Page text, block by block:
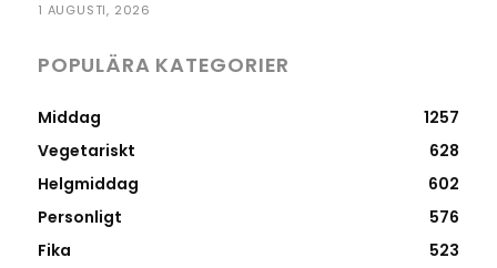
1 AUGUSTI, 2026
POPULÄRA KATEGORIER
Middag
1257
Vegetariskt
628
Helgmiddag
602
Personligt
576
Fika
523